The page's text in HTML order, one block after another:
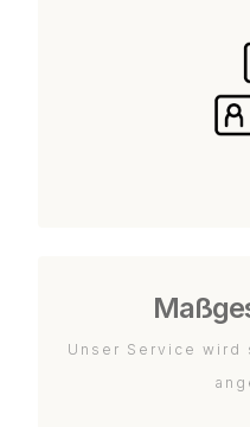
Unser Service wird